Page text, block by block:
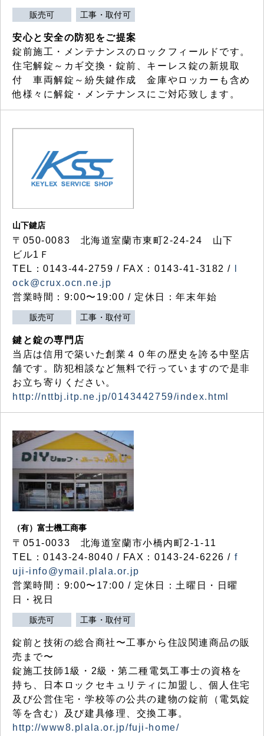
販売可 工事・取付可
安心と安全の防犯をご提案
錠前施工・メンテナンスのロックフィールドです。
住宅解錠～カギ交換・錠前、キーレス錠の新規取
付 車両解錠～紛失鍵作成 金庫やロッカーも含め
他様々に解錠・メンテナンスにご対応致します。
山下鍵店
〒050-0083 北海道室蘭市東町2-24-24 山下
ビル1Ｆ
TEL：0143-44-2759 / FAX：0143-41-3182 /
ock@crux.ocn.ne.jp
営業時間：9:00〜19:00 / 定休日：年末年始
販売可 工事・取付可
鍵と錠の専門店
当店は信用で築いた創業４０年の歴史を誇る中堅店
舗です。防犯相談など無料で行っていますので是非
お立ち寄りください。
http://nttbj.itp.ne.jp/0143442759/index.html
（有）富士機工商事
〒051-0033 北海道室蘭市小橋内町2-1-11
TEL：0143-24-8040 / FAX：0143-24-6226 / f
uji-info@ymail.plala.or.jp
営業時間：9:00〜17:00 / 定休日：土曜日・日曜
日・祝日
販売可 工事・取付可
錠前と技術の総合商社〜工事から住設関連商品の販
売まで〜
錠施工技師1級・2級・第二種電気工事士の資格を
持ち、日本ロックセキュリティに加盟し、個人住宅
及び公営住宅・学校等の公共の建物の錠前（電気錠
等を含む）及び建具修理、交換工事。
http://www8.plala.or.jp/fuji-home/